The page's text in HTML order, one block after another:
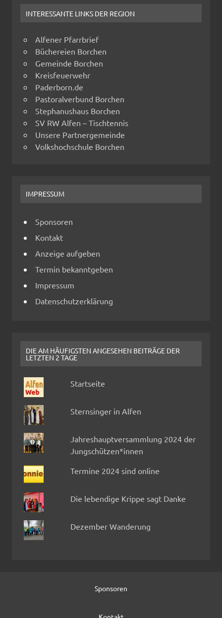
INTERESSANTE LINKS DER REGION
Alfener Pfarrbrief
Büchereien Borchen
Gemeinde Borchen
Kreisfeuerwehr
Paderborn.de
Pastoralverbund Borchen
Stephanushaus Borchen
SV RW Alfen – Tischtennis
Unsere Partnergemeinde
Volkshochschule Borchen
IMPRESSUM
Sponsoren
Kontakt
Anzeige aufgeben
Termin bekanntgeben
Impressum
Datenschutzerklärung
DIE AM HÄUFIGSTEN ANGESEHEN BEITRÄGE DER
LETZTEN 2 TAGE
Startseite
Sternsinger in Alfen
Jahreshauptversammlung 2024 der
Jungschützen*innen
Termine 2024 sind online
Die lebendige Krippe sagt Danke
Dezember Wanderung
Sponsoren